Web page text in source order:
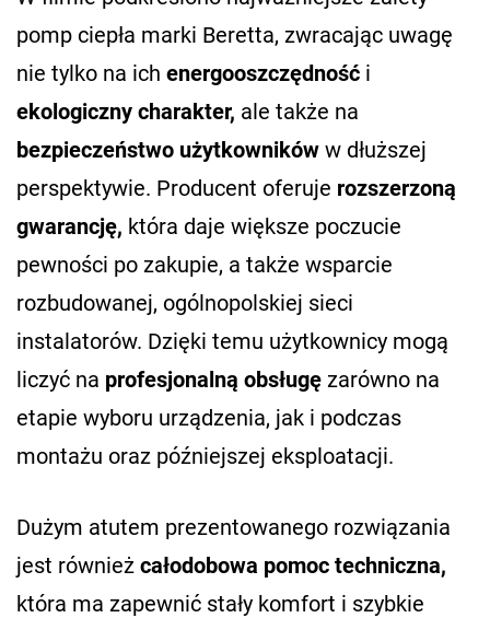
pomp ciepła marki Beretta, zwracając uwagę
nie tylko na ich energooszczędność i
ekologiczny charakter, ale także na
bezpieczeństwo użytkowników w dłuższej
perspektywie. Producent oferuje rozszerzoną
gwarancję, która daje większe poczucie
pewności po zakupie, a także wsparcie
rozbudowanej, ogólnopolskiej sieci
instalatorów. Dzięki temu użytkownicy mogą
liczyć na profesjonalną obsługę zarówno na
etapie wyboru urządzenia, jak i podczas
montażu oraz późniejszej eksploatacji.
Dużym atutem prezentowanego rozwiązania
jest również całodobowa pomoc techniczna,
która ma zapewnić stały komfort i szybkie